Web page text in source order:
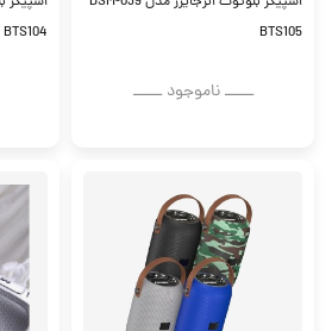
BTS105
ــــــ ناموجود ــــــ
BTS104